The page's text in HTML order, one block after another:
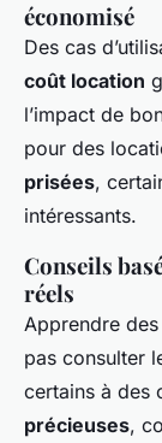
économisé
Des cas
coût location
l’impact de
pour des
prisées,
intéressants.
Conseils
réels
Apprendre des
pas consulter
certains à des
précieuses,